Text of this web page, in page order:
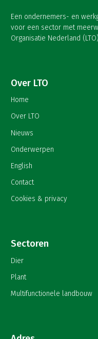
Een ondernemers- en
voor een sector met
Organisatie Nederland
Over LTO
Home
Over LTO
Nieuws
Onderwerpen
English
Contact
Cookies & privacy
Sectoren
Dier
Plant
Multifunctionele landbouw